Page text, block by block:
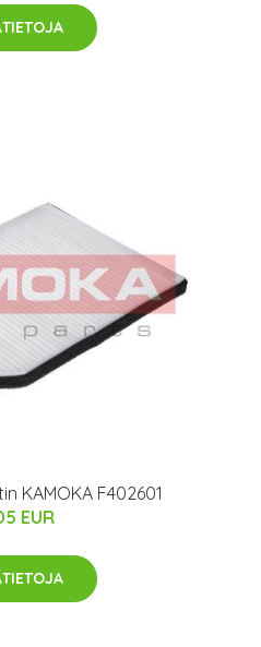
KAMOKA F402601
EUR